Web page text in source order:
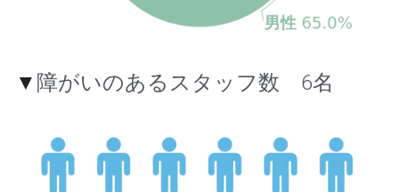
▼ 障がいのあるスタッフ数　6名